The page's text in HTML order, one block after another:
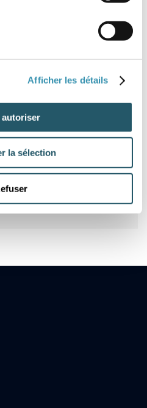
Afficher les détails
autoriser
la sélection
5 références